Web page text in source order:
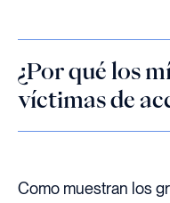
¿Por qué los
víctimas de
Como muestran los